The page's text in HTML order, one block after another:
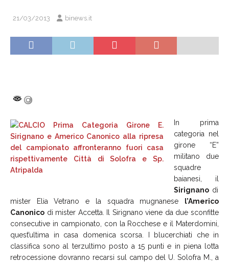
21/03/2013 binews.it
In prima
categoria nel
girone “E”
militano due
squadre
baianesi, il
Sirignano di
mister Elia Vetrano e la squadra mugnanese l’Americo
Canonico di mister Accetta. Il Sirignano viene da due sconfitte
consecutive in campionato, con la Rocchese e il Materdomini,
quest’ultima in casa domenica scorsa. I blucerchiati che in
classifica sono al terzultimo posto a 15 punti e in piena lotta
retrocessione dovranno recarsi sul campo del U. Solofra M., a